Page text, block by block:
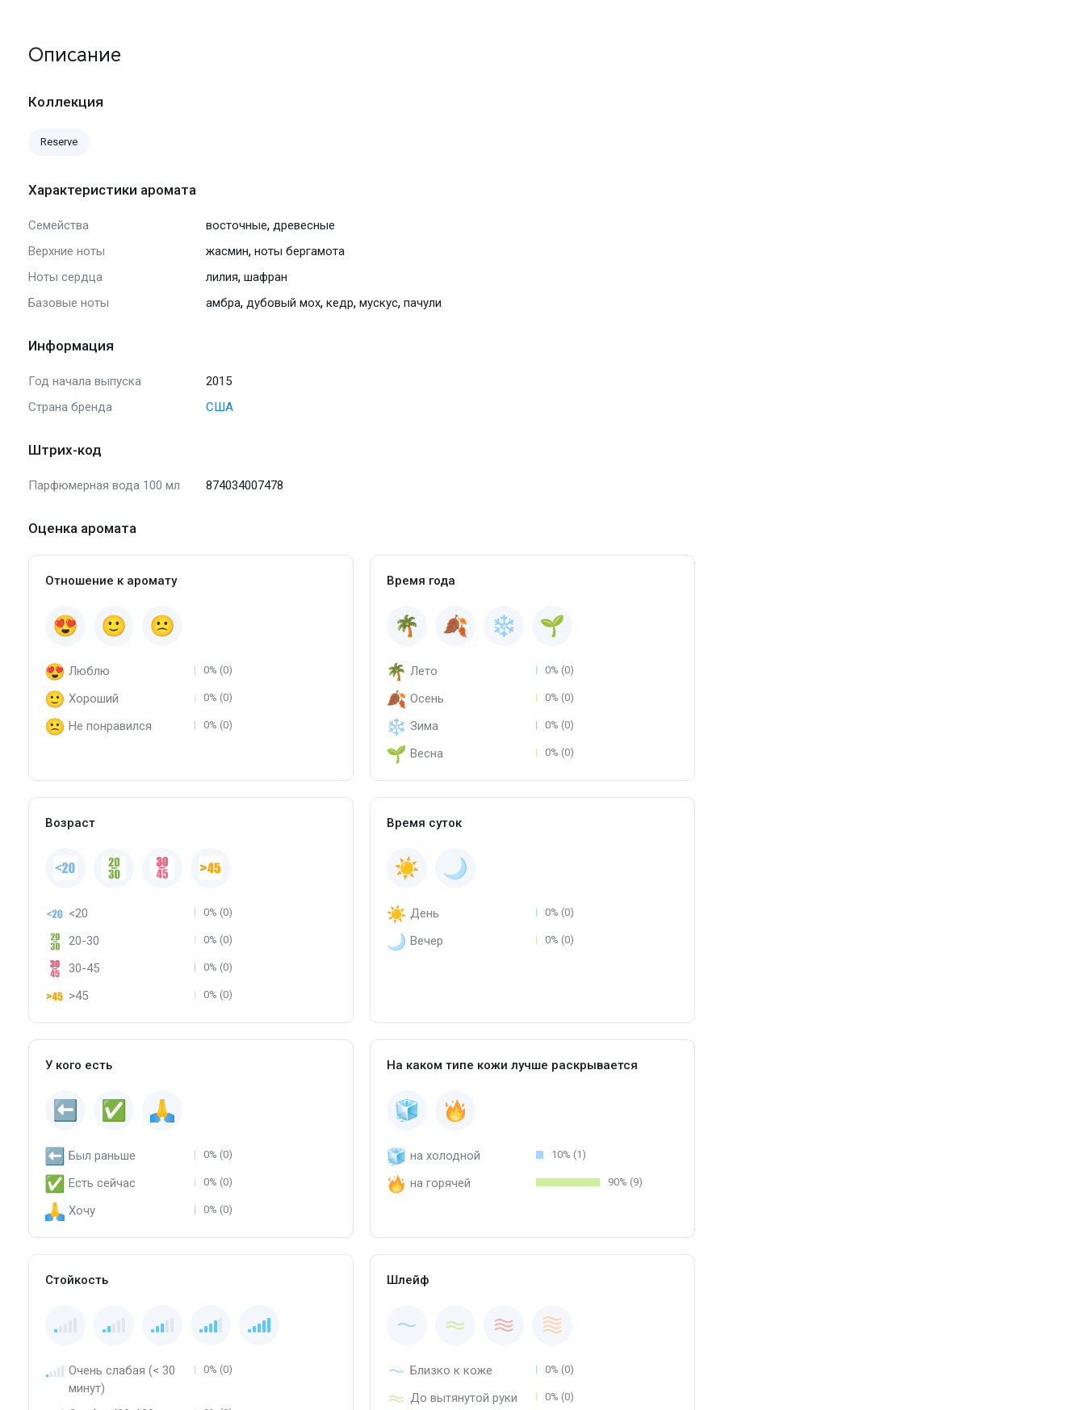
Описание
Коллекция
Reserve
Характеристики аромата
Семейства восточные, древесные
Верхние ноты
жасмин, ноты бергамота
Ноты сердца
лилия, шафран
Базовые ноты
амбра, дубовый мох, кедр, мускус, пачули
Информация
Год начала выпуска
2015
Страна бренда
США
Штрих-код
Парфюмерная вода 100 мл 874034007478
Оценка аромата
Отношение к аромату
Люблю 0% (0)
Хороший 0% (0)
Не понравился 0% (0)
Время года
Лето 0% (0)
Осень 0% (0)
Зима 0% (0)
Весна 0% (0)
Возраст
<20 0% (0)
20-30 0% (0)
30-45 0% (0)
>45 0% (0)
Время суток
День 0% (0)
Вечер 0% (0)
У кого есть
Был раньше 0% (0)
Есть сейчас 0% (0)
Хочу 0% (0)
На каком типе кожи лучше раскрывается
на холодной 10% (1)
на горячей 90% (9)
Стойкость
Очень слабая (< 30
минут)
0% (0)
Шлейф
Близко к коже 0% (0)
До вытянутой руки 0% (0)